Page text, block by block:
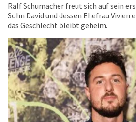
Ralf Schumacher freut sich auf sein
Sohn David und dessen Ehefrau Vivien
das Geschlecht bleibt geheim.